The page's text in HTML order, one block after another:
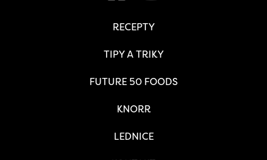
RECEPTY
TIPY A TRIKY
FUTURE 50 FOODS
KNORR
LEDNICE